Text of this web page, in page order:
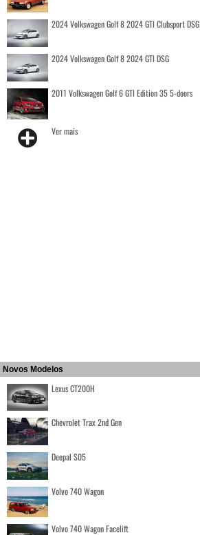
2024 Volkswagen Golf 8 2024 GTI Clubsport DSG
2024 Volkswagen Golf 8 2024 GTI DSG
2011 Volkswagen Golf 6 GTI Edition 35 5-doors
Ver mais
Novos Modelos
Lexus CT200H
Chevrolet Trax 2nd Gen
Deepal S05
Volvo 740 Wagon
Volvo 740 Wagon Facelift